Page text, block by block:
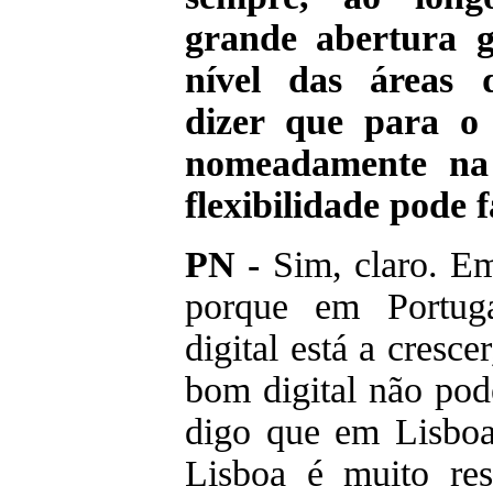
grande abertura
nível das áreas
dizer que para o
nomeadamente
flexibilidade pode
PN - Sim, claro.
porque em
digital está a
bom digital não
digo que em
Lisboa é muito